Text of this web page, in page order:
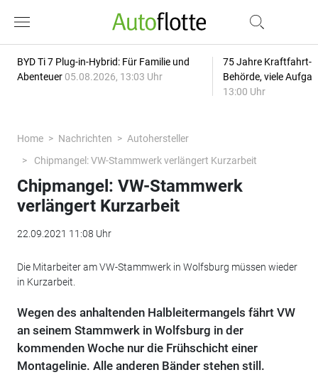
BYD Ti 7 Plug-in-Hybrid: Für Familie und
Abenteuer 05.08.2026, 13:03 Uhr
75 Jahre Kraftfahrt-
Behörde, viele
13:00 Uhr
Home Nachrichten
Autohersteller
Chipmangel: VW-Stammwerk verlängert Kurzarbeit
Chipmangel: VW-Stammwerk
verlängert Kurzarbeit
22.09.2021 11:08 Uhr
Die Mitarbeiter am VW-Stammwerk in Wolfsburg müssen wieder
in Kurzarbeit.
Wegen des anhaltenden Halbleitermangels fährt VW
an seinem Stammwerk in Wolfsburg in der
kommenden Woche nur die Frühschicht einer
Montagelinie. Alle anderen Bänder stehen still.